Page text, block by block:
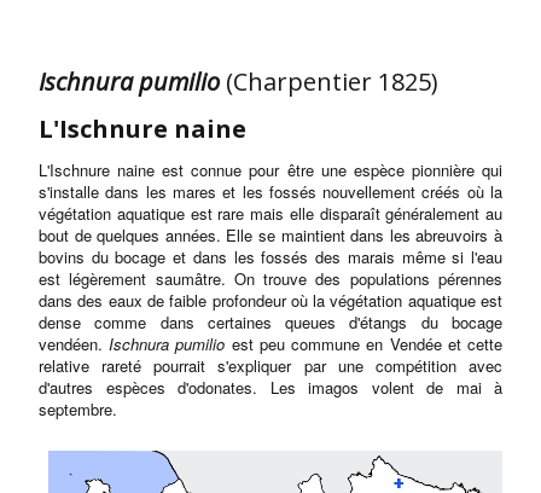
Ischnura pumilio (Charpentier 1825)
L'Ischnure naine
L'Ischnure naine est connue pour être une espèce pionnière qui
s'installe dans les mares et les fossés nouvellement créés où la
végétation aquatique est rare mais elle disparaît généralement au
bout de quelques années. Elle se maintient dans les abreuvoirs à
bovins du bocage et dans les fossés des marais même si l'eau
est légèrement saumâtre. On trouve des populations pérennes
dans des eaux de faible profondeur où la végétation aquatique est
dense comme dans certaines queues d'étangs du bocage
vendéen.Ischnura pumilio est peu commune en Vendée et cette
relative rareté pourrait s'expliquer par une compétition avec
d'autres espèces d'odonates. Les imagos volent de mai à
septembre.